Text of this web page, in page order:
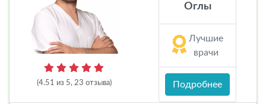
(4.51 из 5, 23 отзыва)
Оглы
Лучшие
врачи
Подробнее